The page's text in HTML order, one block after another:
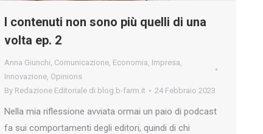
I contenuti non sono più quelli di una
volta ep. 2
Anna Giunchi, Comunicazione, Economia, Impresa,
Innovazione, Opinions
By Redazione Editoriale di blog.b-farm.it 24 Febbraio 2023
Nella mia riflessione avviata ormai un paio di podcast
fa sui comportamenti degli editori, quindi di chi